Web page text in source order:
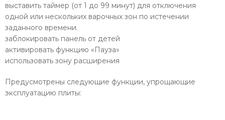
выставить таймер (от 1 до 99 минут) для отключения
одной или нескольких варочных зон по истечении
заданного времени.
заблокировать панель от детей
активировать функцию «Пауза»
использовать зону расширения
Предусмотрены следующие функции, упрощающие
эксплуатацию плиты: